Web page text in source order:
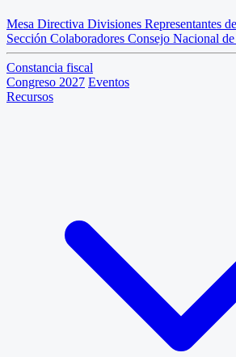
Mesa Directiva Divisiones Representantes
Sección Colaboradores Consejo Nacional
Constancia fiscal
Congreso 2027 Eventos
Recursos